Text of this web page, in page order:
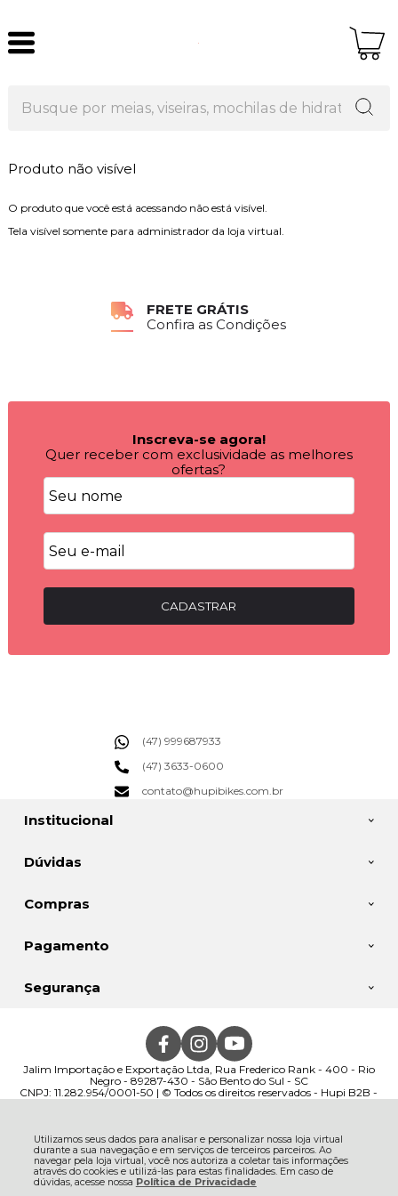
Utilizamos seus dados para analisar e personalizar nossa loja virtual
durante a sua navegação e em serviços de terceiros parceiros. Ao
navegar pela loja virtual, você nos autoriza a coletar tais informações
através do cookies e utilizá-las para estas finalidades. Em caso de
dúvidas, acesse nossa Política de Privacidade
Produto não visível
O produto que você está acessando não está visível.
Tela visível somente para administrador da loja virtual.
FRETE GRÁTIS
Confira as Condições
Inscreva-se agora!
Quer receber com exclusividade as melhores
ofertas?
CADASTRAR
Institucional
Dúvidas
Compras
(47) 999687933
(47) 3633-0600
contato@hupibikes.com.br
Pagamento
Segurança
Jalim Importação e Exportação Ltda, Rua Frederico Rank - 400 - Rio
Negro - 89287-430 - São Bento do Sul - SC
CNPJ: 11.282.954/0001-50 | © Todos os direitos reservados - Hupi B2B -